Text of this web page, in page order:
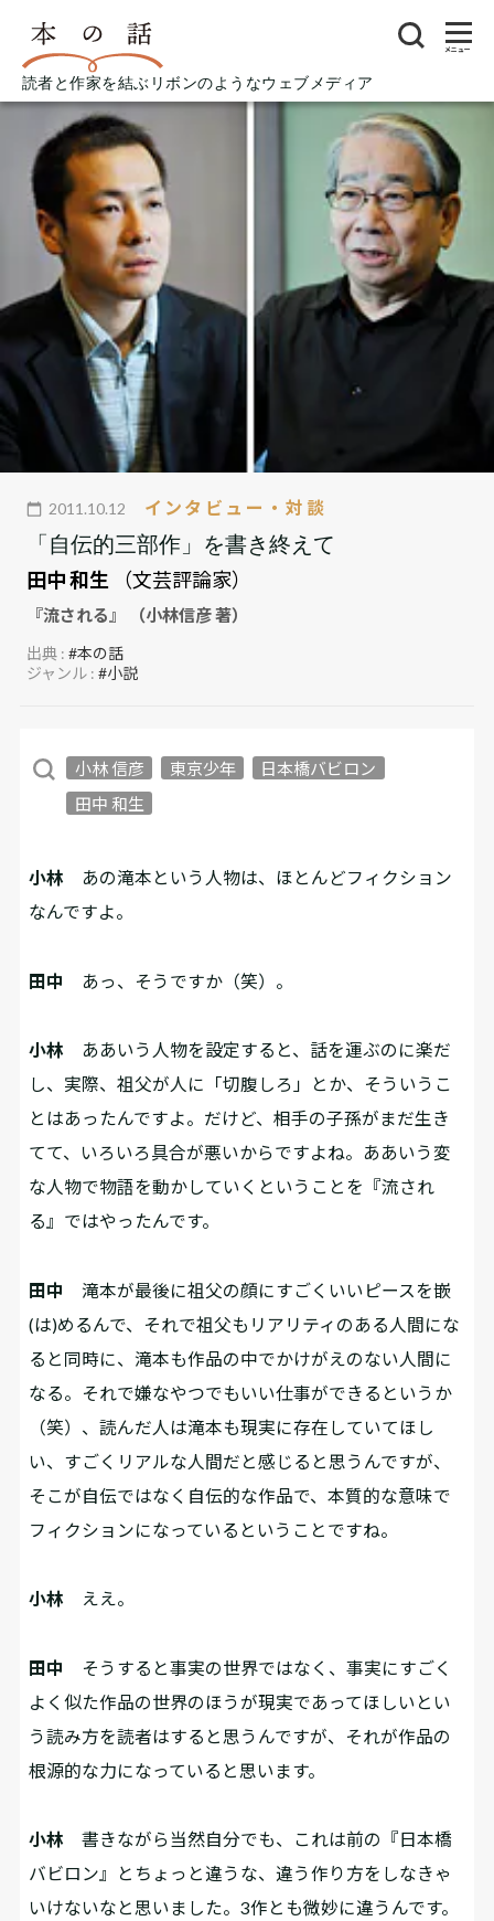
読者と作家を結ぶリボンのようなウェブメディア
メニュー
2011.10.12 インタビュー・対談
「自伝的三部作」を書き終えて
田中 和生
（文芸評論家）
『流される』 （小林信彦 著）
出典 :#本の話
ジャンル :#小説
小林 信彦 東京少年
日本橋バビロン
田中 和生
小林 あの滝本という人物は、ほとんどフィクション
なんですよ。
田中 あっ、そうですか（笑）。
小林 ああいう人物を設定すると、話を運ぶのに楽だ
し、実際、祖父が人に「切腹しろ」とか、そういうこ
とはあったんですよ。だけど、相手の子孫がまだ生き
てて、いろいろ具合が悪いからですよね。ああいう変
な人物で物語を動かしていくということを『流され
る』ではやったんです。
田中
滝本が最後に祖父の顔にすごくいいピースを嵌
(は)めるんで、それで祖父もリアリティのある人間にな
ると同時に、滝本も作品の中でかけがえのない人間に
なる。それで嫌なやつでもいい仕事ができるというか
（笑）、読んだ人は滝本も現実に存在していてほし
い、すごくリアルな人間だと感じると思うんですが、
そこが自伝ではなく自伝的な作品で、本質的な意味で
フィクションになっているということですね。
小林 ええ。
田中
そうすると事実の世界ではなく、事実にすごく
よく似た作品の世界のほうが現実であってほしいとい
う読み方を読者はすると思うんですが、それが作品の
根源的な力になっていると思います。
小林 書きながら当然自分でも、これは前の『日本橋
バビロン』とちょっと違うな、違う作り方をしなきゃ
いけないなと思いました。3作とも微妙に違うんです。